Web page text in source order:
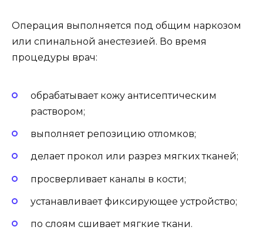
Операция выполняется под общим наркозом
или спинальной анестезией. Во время
процедуры врач:
обрабатывает кожу антисептическим
раствором;
выполняет репозицию отломков;
делает прокол или разрез мягких тканей;
просверливает каналы в кости;
устанавливает фиксирующее устройство;
по слоям сшивает мягкие ткани.